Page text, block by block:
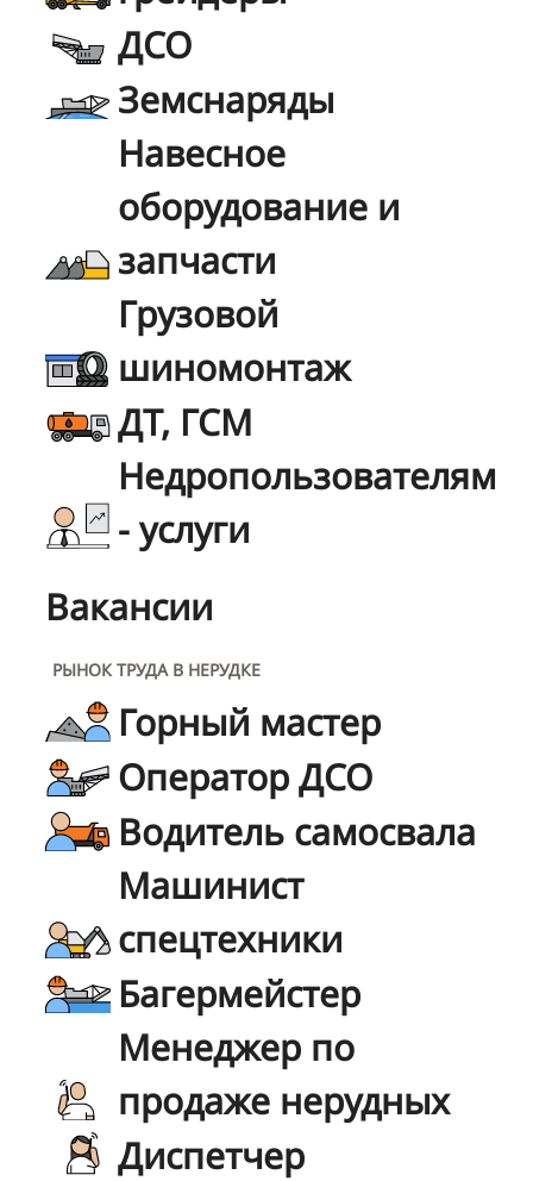
ДСО
Земснаряды
Навесное
оборудование и
запчасти
Грузовой
шиномонтаж
ДТ, ГСМ
Недропользователям
- услуги
Вакансии
РЫНОК ТРУДА В НЕРУДКЕ
Горный мастер
Оператор ДСО
Водитель самосвала
Машинист
спецтехники
Багермейстер
Менеджер по
продаже нерудных
Диспетчер